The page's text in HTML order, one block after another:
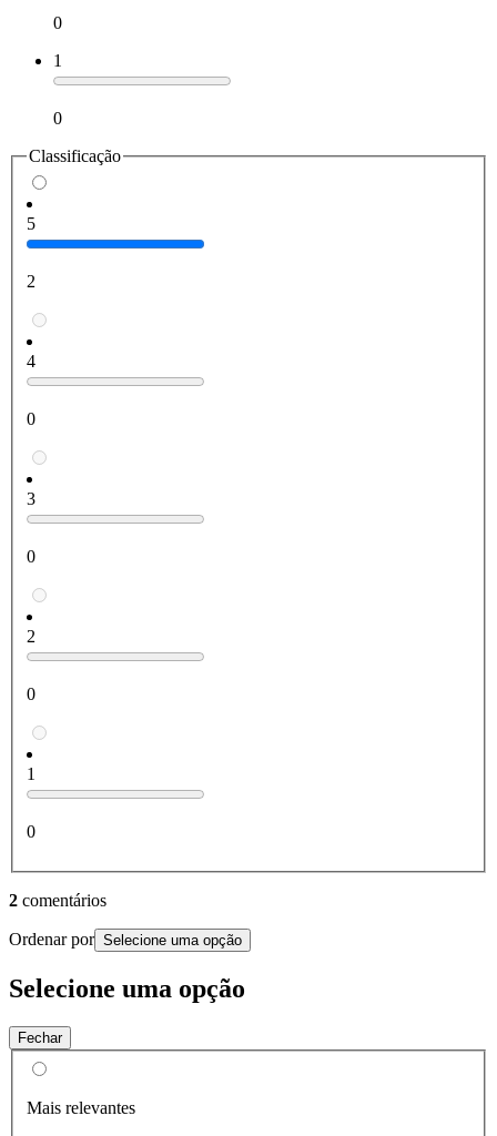
0
1
0
Classificação
5
2
4
0
3
0
2
0
1
0
2 comentários
Ordenar por Selecione uma opção
Selecione uma opção
Fechar
Mais relevantes